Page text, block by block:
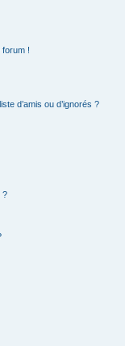
forum !
d’amis ou d’ignorés ?
?